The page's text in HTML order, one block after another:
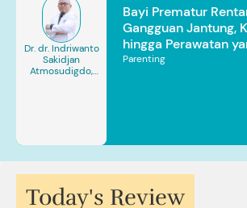
Dr. dr. Indriwanto
Sakidjan
Atmosudigdo,
Bayi Prematur
Gangguan Jantung,
hingga Perawatan
Parenting
Today's Review